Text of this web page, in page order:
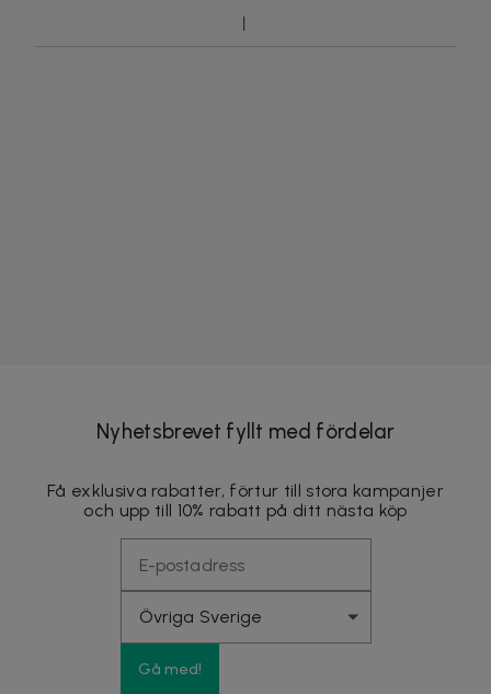
Nyhetsbrevet fyllt med fördelar
Få exklusiva rabatter, förtur till stora kampanjer
och upp till 10% rabatt på ditt nästa köp
Gå med!